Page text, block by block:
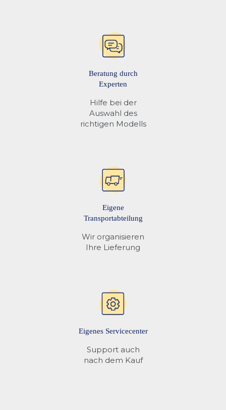
Beratung durch
Experten
Hilfe bei der
Auswahl des
richtigen Modells
Eigene
Transportabteilung
Wir organisieren
Ihre Lieferung
Eigenes Servicecenter
Support auch
nach dem Kauf